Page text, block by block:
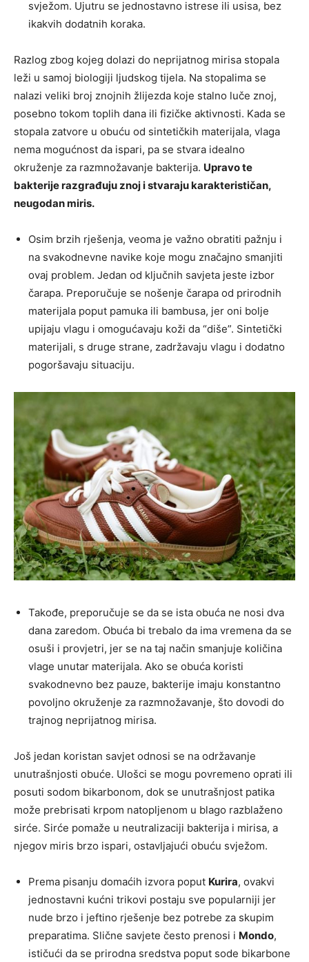
svježom. Ujutru se jednostavno istrese ili usisa, bez
ikakvih dodatnih koraka.
Razlog zbog kojeg dolazi do neprijatnog mirisa stopala
leži u samoj biologiji ljudskog tijela. Na stopalima se
nalazi veliki broj znojnih žlijezda koje stalno luče znoj,
posebno tokom toplih dana ili fizičke aktivnosti. Kada se
stopala zatvore u obuću od sintetičkih materijala, vlaga
nema mogućnost da ispari, pa se stvara idealno
okruženje za razmnožavanje bakterija. Upravo te
bakterije razgrađuju znoj i stvaraju karakterističan,
neugodan miris.
Osim brzih rješenja, veoma je važno obratiti pažnju i
na svakodnevne navike koje mogu značajno smanjiti
ovaj problem. Jedan od ključnih savjeta jeste izbor
čarapa. Preporučuje se nošenje čarapa od prirodnih
materijala poput pamuka ili bambusa, jer oni bolje
upijaju vlagu i omogućavaju koži da “diše”. Sintetički
materijali, s druge strane, zadržavaju vlagu i dodatno
pogoršavaju situaciju.
Takođe, preporučuje se da se ista obuća ne nosi dva
dana zaredom. Obuća bi trebalo da ima vremena da se
osuši i provjetri, jer se na taj način smanjuje količina
vlage unutar materijala. Ako se obuća koristi
svakodnevno bez pauze, bakterije imaju konstantno
povoljno okruženje za razmnožavanje, što dovodi do
trajnog neprijatnog mirisa.
Još jedan koristan savjet odnosi se na održavanje
unutrašnjosti obuće. Ulošci se mogu povremeno oprati ili
posuti sodom bikarbonom, dok se unutrašnjost patika
može prebrisati krpom natopljenom u blago razblaženo
sirće. Sirće pomaže u neutralizaciji bakterija i mirisa, a
njegov miris brzo ispari, ostavljajući obuću svježom.
Prema pisanju domaćih izvora poput Kurira, ovakvi
jednostavni kućni trikovi postaju sve popularniji jer
nude brzo i jeftino rješenje bez potrebe za skupim
preparatima. Slične savjete često prenosi i Mondo,
ističući da se prirodna sredstva poput sode bikarbone